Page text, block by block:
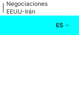
Negociaciones
EEUU-Irán
ES